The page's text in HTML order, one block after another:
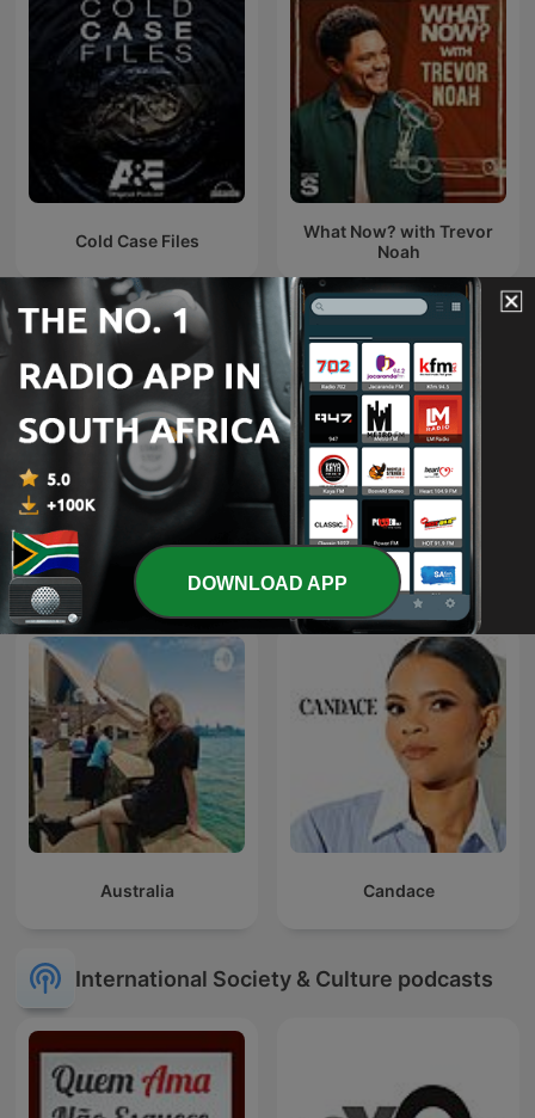
Cold Case Files
What Now? with Trevor
Noah
True Crime South Africa MCR Radio Show
Australia Candace
International Society & Culture podcasts
DOWNLOAD APP